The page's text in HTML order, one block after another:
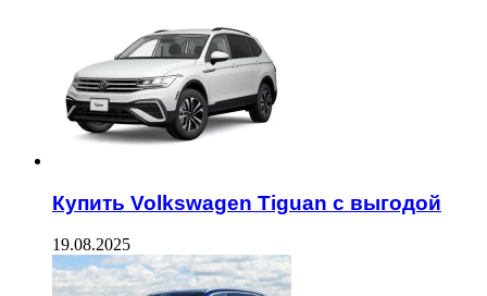
Купить Volkswagen Tiguan с выгодой
19.08.2025